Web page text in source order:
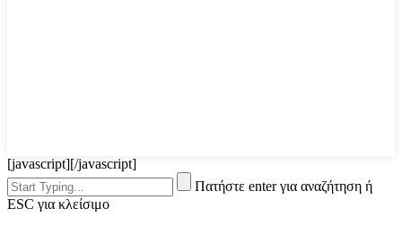
[javascript][/javascript]
Πατήστε enter για αναζήτηση ή
ESC για κλείσιμο